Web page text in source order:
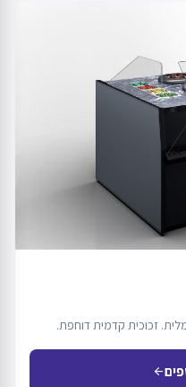
זכוכית קדמית דוחפת.
arrow_back